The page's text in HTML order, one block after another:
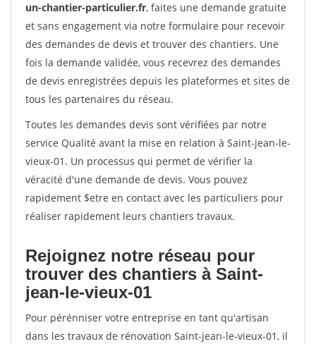
un-chantier-particulier.fr, faites une demande gratuite
et sans engagement via notre formulaire pour recevoir
des demandes de devis et trouver des chantiers. Une
fois la demande validée, vous recevrez des demandes
de devis enregistrées depuis les plateformes et sites de
tous les partenaires du réseau.
Toutes les demandes devis sont vérifiées par notre
service Qualité avant la mise en relation à Saint-jean-le-
vieux-01. Un processus qui permet de vérifier la
véracité d'une demande de devis. Vous pouvez
rapidement $etre en contact avec les particuliers pour
réaliser rapidement leurs chantiers travaux.
Rejoignez notre réseau pour
trouver des chantiers à Saint-
jean-le-vieux-01
Pour pérénniser votre entreprise en tant qu'artisan
dans les travaux de rénovation Saint-jean-le-vieux-01, il